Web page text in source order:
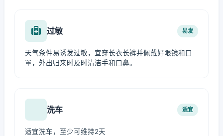
过敏 易发
天气条件易诱发过敏，宜穿长衣长裤并佩戴好眼镜和口
罩，外出归来时及时清洁手和口鼻。
洗车 适宜
适宜洗车，至少可维持2天